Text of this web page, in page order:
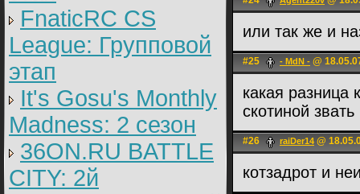
FnaticRC CS
League: Групповой
этап
It's Gosu's Monthly
Madness: 2 сезон
36ON.RU BATTLE
CITY: 2й
или так же и
#25 - MdN - @
какая разница
скотиной
#26 raiDer14 @
котзадрот и